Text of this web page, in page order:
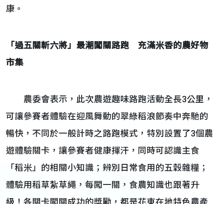
康。
「過五關斬六將」最潮闖關路跑 充滿米香的農好物
市集
農委會表示，此次農遊趣味路跑活動全長3公里，
可讓參賽者體驗在迎風舞動的翠綠稻浪節奏中奔馳的
暢快，不同於一般計時之路跑模式，特別設置了3個農
遊體驗關卡，讓參賽者健康揮汗，同時可認識主食
「稻米」的相關小知識；辨別日常食用的五穀雜糧；
體驗用稻草紮草繩，每闖一關，食農知識也跟著升
級！各關卡闖關成功的獎勵，都是花東在地特色農產